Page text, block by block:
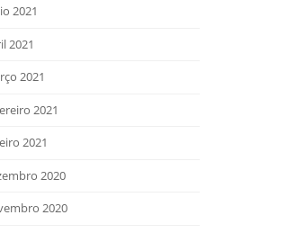
2021
2021
2021
2021
2021
2020
2020